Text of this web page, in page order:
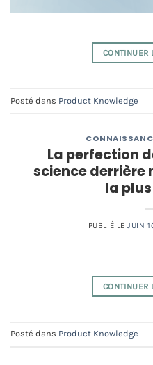
CONTINUER
Posté dans Product Knowledge
La perfection
science derrière
la
PUBLIÉ LEJUIN
CONTINUER
Posté dans Product Knowledge